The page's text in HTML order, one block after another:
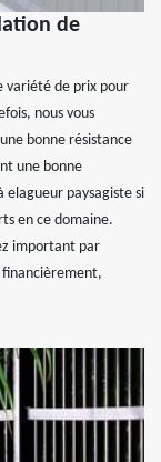
de
variété de prix pour
nous vous
bonne résistance
une bonne
elagueur paysagiste si
en ce domaine.
important par